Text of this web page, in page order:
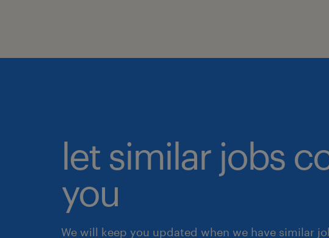
let similar jobs
you
We will keep you updated when we have similar